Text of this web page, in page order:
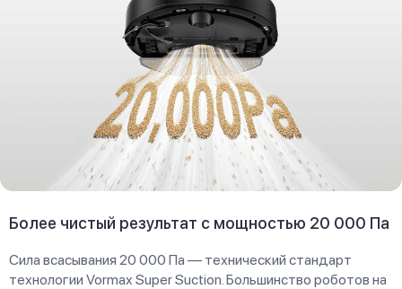
Более чистый результат с мощностью 20 000 Па
Сила всасывания 20 000 Па — технический стандарт
технологии Vormax Super Suction. Большинство роботов на